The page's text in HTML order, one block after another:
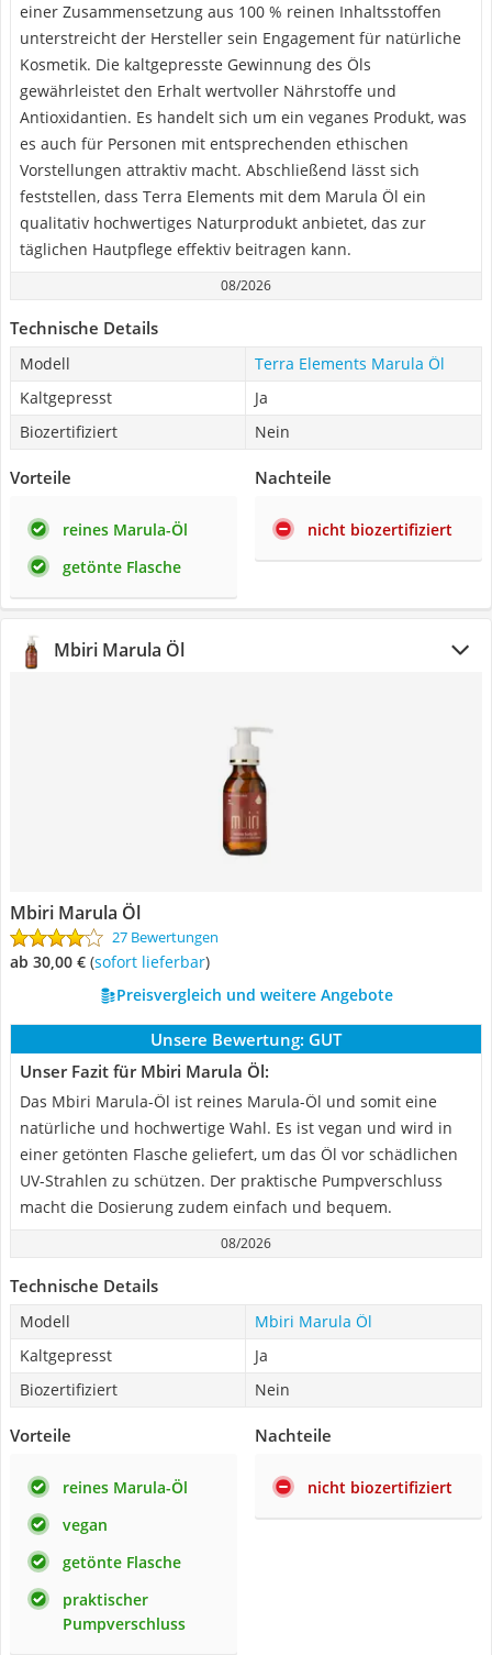
einer Zusammensetzung aus 100 % reinen Inhaltsstoffen
unterstreicht der Hersteller sein Engagement für natürliche
Kosmetik. Die kaltgepresste Gewinnung des Öls
gewährleistet den Erhalt wertvoller Nährstoffe und
Antioxidantien. Es handelt sich um ein veganes Produkt, was
es auch für Personen mit entsprechenden ethischen
Vorstellungen attraktiv macht. Abschließend lässt sich
feststellen, dass Terra Elements mit dem Marula Öl ein
qualitativ hochwertiges Naturprodukt anbietet, das zur
täglichen Hautpflege effektiv beitragen kann.
08/2026
Technische Details
Modell
Terra Elements Marula Öl
Kaltgepresst
Ja
Biozertifiziert
Nein
Vorteile
reines Marula-Öl
getönte Flasche
Nachteile
nicht biozertifiziert
Mbiri Marula Öl
Mbiri Marula Öl
27 Bewertungen
ab 30,00 € ( Sofort lieferbar)
Preisvergleich und weitere Angebote
Unsere Bewertung: GUT
Unser Fazit für Mbiri Marula Öl:
Das Mbiri Marula-Öl ist reines Marula-Öl und somit eine
natürliche und hochwertige Wahl. Es ist vegan und wird in
einer getönten Flasche geliefert, um das Öl vor schädlichen
UV-Strahlen zu schützen. Der praktische Pumpverschluss
macht die Dosierung zudem einfach und bequem.
08/2026
Technische Details
Modell
Mbiri Marula Öl
Kaltgepresst
Ja
Biozertifiziert
Nein
Vorteile
reines Marula-Öl
vegan
getönte Flasche
praktischer
Pumpverschluss
Nachteile
nicht biozertifiziert